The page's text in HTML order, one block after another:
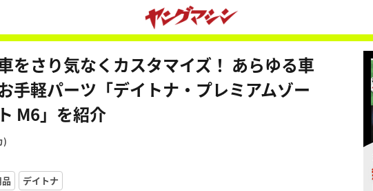
をさり気なくカスタマイズ！ あらゆる車
手軽パーツ「デイトナ・プレミアムゾー
M6」を紹介
)
デイトナ